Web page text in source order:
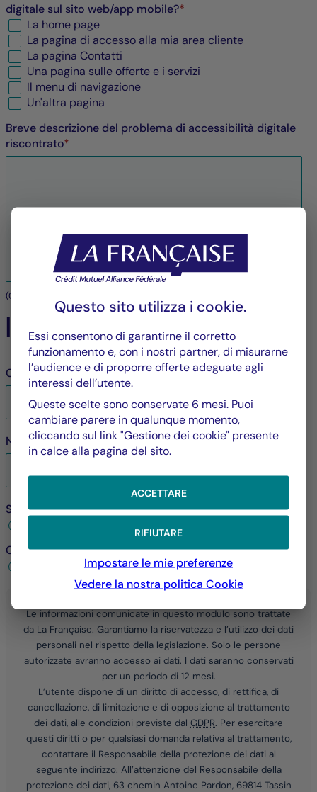
digitale sul sito web/app mobile?*
La home page
La pagina di accesso alla mia area cliente
La pagina Contatti
Una pagina sulle offerte e i servizi
Il menu di navigazione
Un'altra pagina
Breve descrizione del problema di accessibilità digitale
riscontrato*
(0
I tuoi dati
Cognome*
Nome*
Sei già cliente?*
Come preferisci essere contattato/a?*
per telefono
via e-mail
Le informazioni comunicate in questo modulo sono trattate
da La Française. Garantiamo la riservatezza e l’utilizzo dei dati
personali nel rispetto della legislazione. Solo le persone
autorizzate avranno accesso ai dati. I dati saranno conservati
per un periodo di 12 mesi.
L’utente dispone di un diritto di accesso, di rettifica, di
cancellazione, di limitazione e di opposizione al trattamento
dei dati, alle condizioni previste dal GDPR. Per esercitare
questi diritti o per qualsiasi domanda relativa al trattamento,
contattare il Responsabile della protezione dei dati al
seguente indirizzo: All’attenzione del Responsabile della
protezione dei dati, 63 chemin Antoine Pardon, 69814 Tassin
Questo sito utilizza i cookie.
Essi consentono di garantirne il corretto
funzionamento e, con i nostri partner, di misurarne
l’audience e di proporre offerte adeguate agli
interessi dell’utente.
Queste scelte sono conservate 6 mesi. Puoi
cambiare parere in qualunque momento,
cliccando sul link "Gestione dei cookie" presente
in calce alla pagina del sito.
ACCETTARE
RIFIUTARE
Impostare le mie preferenze
Vedere la nostra politica Cookie